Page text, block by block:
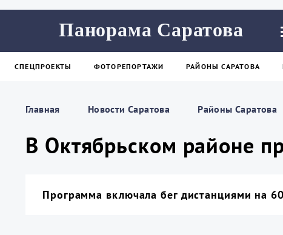
Панорама Саратова
СПЕЦПРОЕКТЫ ФОТОРЕПОРТАЖИ РАЙОНЫ САРАТОВА
Главная Новости Саратова Районы Саратова
В Октябрьском районе
Программа включала бег дистанциями на